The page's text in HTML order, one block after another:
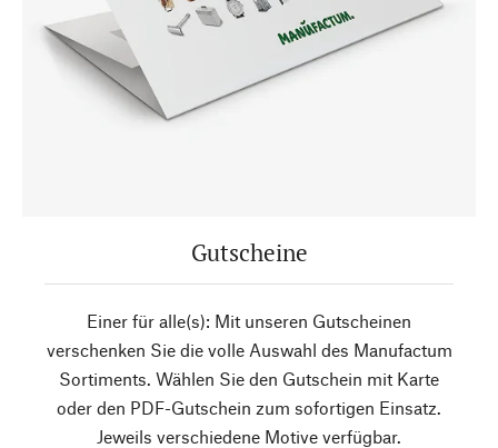
Gutscheine
Einer für alle(s): Mit unseren Gutscheinen
verschenken Sie die volle Auswahl des Manufactum
Sortiments. Wählen Sie den Gutschein mit Karte
oder den PDF-Gutschein zum sofortigen Einsatz.
Jeweils verschiedene Motive verfügbar.